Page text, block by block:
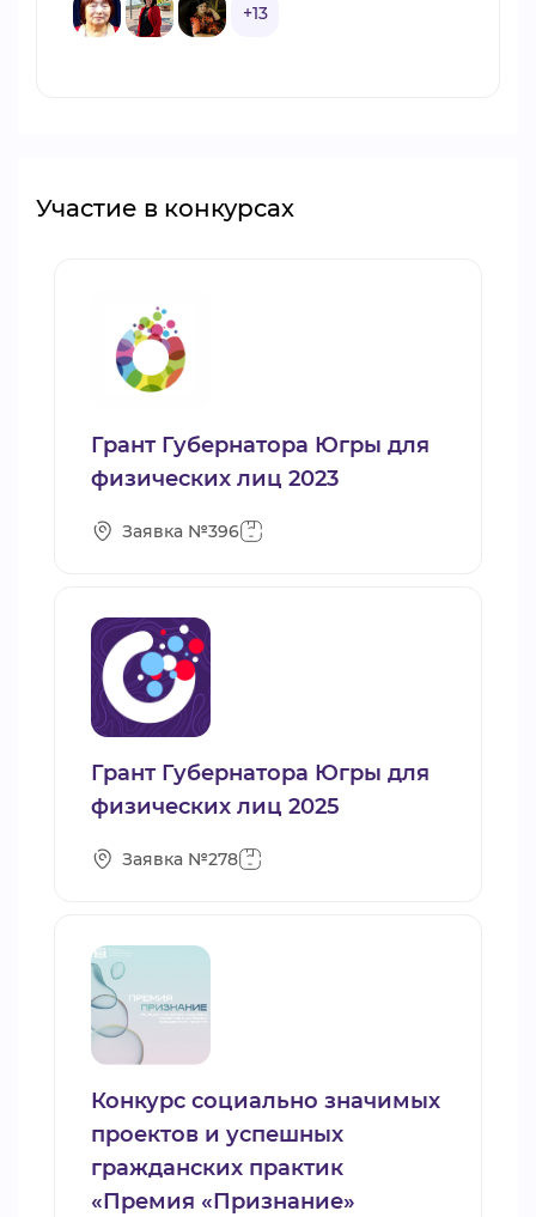
+13
Участие в конкурсах
Грант Губернатора Югры для
физических лиц 2023
Заявка №396
Грант Губернатора Югры для
физических лиц 2025
Заявка №278
Конкурс социально значимых
проектов и успешных
гражданских практик
«Премия «Признание»